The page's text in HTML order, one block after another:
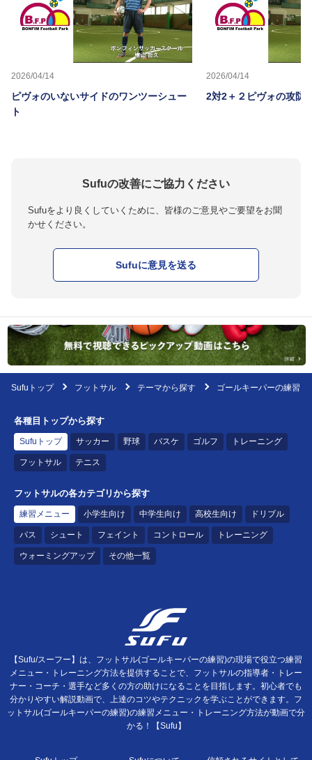
2026/04/14
ピヴォのいないサイドのワンツーシュー
ト
2026/04/14
2対2＋２ピヴォの攻防
Sufuの改善にご協力ください
Sufuをより良くしていくために、皆様のご意見やご要望をお聞
かせください。
Sufuに意見を送る
Sufuトップ フットサル テーマから探す ゴールキーパーの練習
各種目トップから探す
Sufuトップ サッカー 野球 バスケ ゴルフ トレーニング
フットサル テニス
フットサルの各カテゴリから探す
練習メニュー 小学生向け 中学生向け 高校生向け ドリブル
パス シュート フェイント コントロール トレーニング
ウォーミングアップ その他一覧
【Sufu/スーフー】は、フットサル(ゴールキーパーの練習)の現場で役立つ練習
メニュー・トレーニング方法を提供することで、フットサルの指導者・トレー
ナー・コーチ・選手など多くの方の助けになることを目指します。初心者でも
分かりやすい解説動画で、上達のコツやテクニックを学ぶことができます。フ
ットサル(ゴールキーパーの練習)の練習メニュー・トレーニング方法が動画で分
かる！【Sufu】